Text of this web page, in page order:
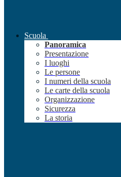
Scuola
Panoramica
Presentazione
I luoghi
Le persone
I numeri della scuola
Le carte della scuola
Organizzazione
Sicurezza
La storia